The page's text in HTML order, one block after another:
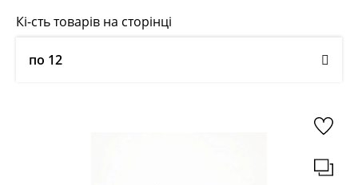
Кі-сть товарів на сторінці
по 12